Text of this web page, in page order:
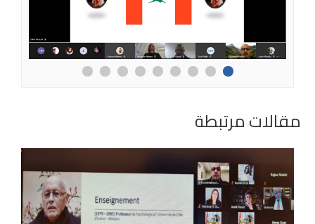
مقالات مرتبطة